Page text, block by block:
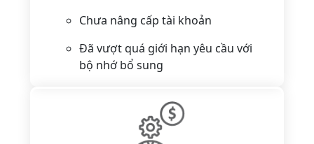
Chưa nâng cấp tài khoản
Đã vượt quá giới hạn yêu cầu với
bộ nhớ bổ sung